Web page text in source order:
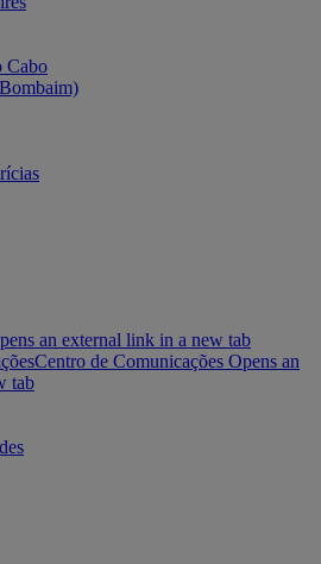
Cabo
an external link in a new tab
Centro de Comunicações Opens an
tab